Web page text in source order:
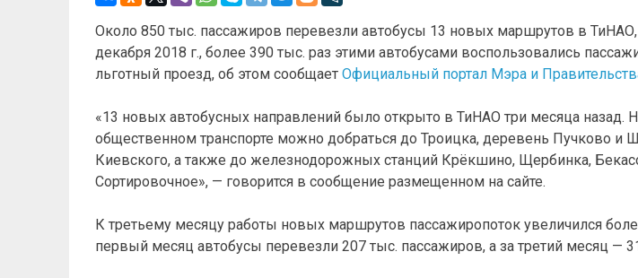
Около 850 тыс. пассажиров перевезли автобусы 13 новых маршрутов в
декабря 2018 г., более 390 тыс. раз этими автобусами воспользовались
льготный проезд, об этом сообщает Официальный портал Мэра и
«13 новых автобусных направлений было открыто в ТиНАО три месяца назад.
общественном транспорте можно добраться до Троицка, деревень Пучково и
Киевского, а также до железнодорожных станций Крёкшино, Щербинка,
Сортировочное», — говорится в сообщение размещенном на сайте.
К третьему месяцу работы новых маршрутов пассажиропоток увеличился
первый месяц автобусы перевезли 207 тыс. пассажиров, а за третий месяц —